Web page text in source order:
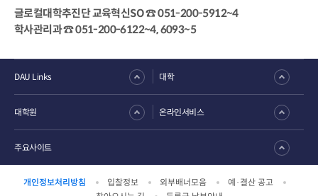
글로컬대학추진단 교육혁신SO ☎ 051-200-5912~4
학사관리과 ☎ 051-200-6122~4, 6093~5
개인정보처리방침 입찰정보 외부배너모음
예·결산 공고
DAU Links 대학
대학원 온라인서비스
주요사이트